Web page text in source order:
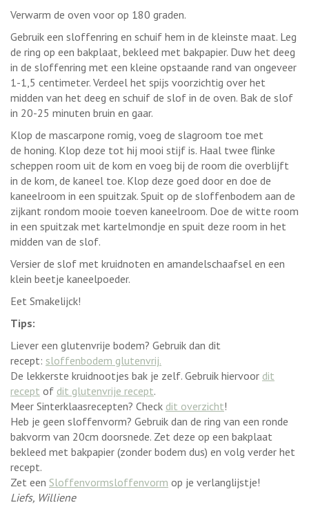
Verwarm de oven voor op 180 graden.
Gebruik een sloffenring en schuif hem in de kleinste maat. Leg
de ring op een bakplaat, bekleed met bakpapier. Duw het deeg
in de sloffenring met een kleine opstaande rand van ongeveer
1-1,5 centimeter. Verdeel het spijs voorzichtig over het
midden van het deeg en schuif de slof in de oven. Bak de slof
in 20-25 minuten bruin en gaar.
Klop de mascarpone romig, voeg de slagroom toe met
de honing. Klop deze tot hij mooi stijf is. Haal twee flinke
scheppen room uit de kom en voeg bij de room die overblijft
in de kom, de kaneel toe. Klop deze goed door en doe de
kaneelroom in een spuitzak. Spuit op de sloffenbodem aan de
zijkant rondom mooie toeven kaneelroom. Doe de witte room
in een spuitzak met kartelmondje en spuit deze room in het
midden van de slof.
Versier de slof met kruidnoten en amandelschaafsel en een
klein beetje kaneelpoeder.
Eet Smakelijck!
Tips:
Liever een glutenvrije bodem? Gebruik dan dit
recept: sloffenbodem glutenvrij.
De lekkerste kruidnootjes bak je zelf. Gebruik hiervoor dit
recept of dit glutenvrije recept.
Meer Sinterklaasrecepten? Check dit overzicht!
Heb je geen sloffenvorm? Gebruik dan de ring van een ronde
bakvorm van 20cm doorsnede. Zet deze op een bakplaat
bekleed met bakpapier (zonder bodem dus) en volg verder het
recept.
Zet een Sloffenvormsloffenvorm op je verlanglijstje!
Liefs, Williene